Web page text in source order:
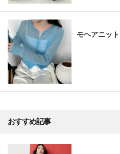
モヘアニッ
おすすめ記事